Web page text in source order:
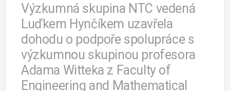
Výzkumná skupina NTC vedená
Luďkem Hynčíkem uzavřela
dohodu o podpoře spolupráce s
výzkumnou skupinou profesora
Adama Witteka z Faculty of
Engineering and Mathematical